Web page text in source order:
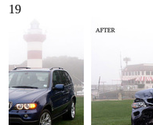
19